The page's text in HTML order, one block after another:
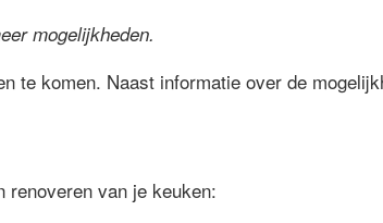
mogelijkheden.
te komen. Naast informatie over de
renoveren van je keuken: